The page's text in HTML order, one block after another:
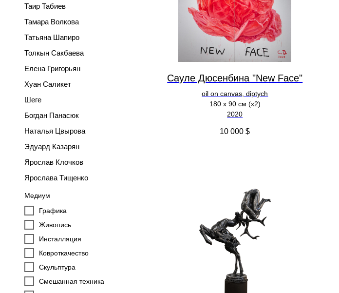
Таир Табиев
Тамара Волкова
Татьяна Шапиро
Толкын Сакбаева
Елена Григорьян
Хуан Саликет
Шеге
Богдан Панасюк
Наталья Цвырова
Эдуард Казарян
Ярослав Клочков
Ярослава Тищенко
Медиум
Графика
Живопись
Инсталляция
Ковроткачество
Скульптура
Смешанная техника
Сауле Дюсенбина "New Face"
oil on canvas, diptych
180 x 90 см (х2)
2020
10 000 $